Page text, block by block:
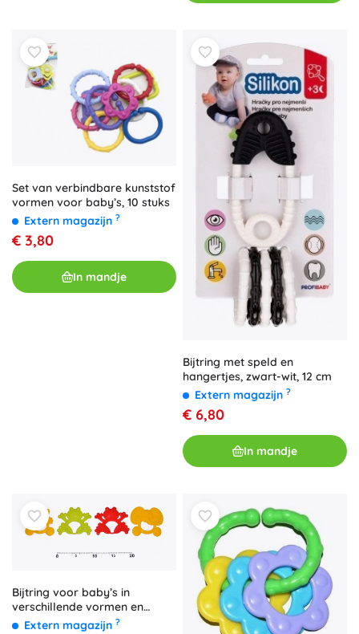
Set van verbindbare kunststof
vormen voor baby’s, 10 stuks
Extern magazijn ?
€ 3,80
In mandje
Bijtring met speld en
hangertjes, zwart-wit, 12 cm
Extern magazijn ?
€ 6,80
In mandje
Bijtring voor baby’s in
verschillende vormen en
kleuren
Extern magazijn ?